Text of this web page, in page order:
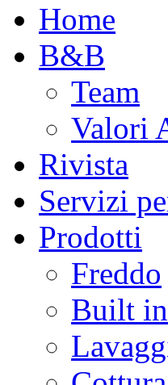
Home
B&B
Team
Valori
Rivista
Servizi
Prodotti
Freddo
Built in